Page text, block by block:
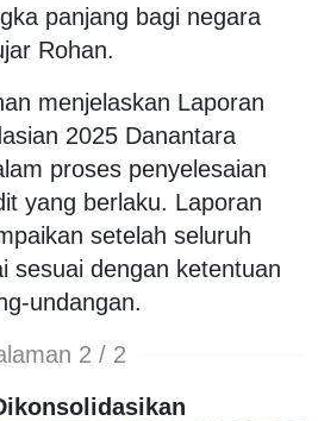
panjang bagi negara
Rohan.
menjelaskan Laporan
2025 Danantara
proses penyelesaian
yang berlaku. Laporan
setelah seluruh
sesuai dengan ketentuan
undangan.
2 / 2